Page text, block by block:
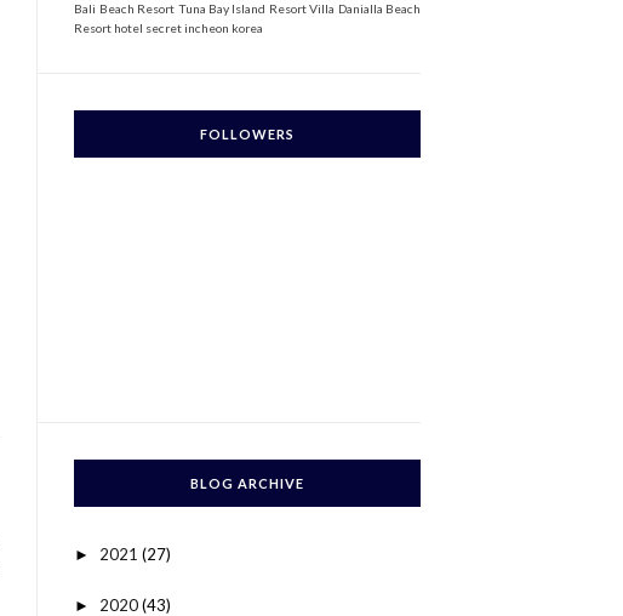
Bali Beach Resort Tuna Bay Island Resort Villa Danialla Beach
Resort hotel secret incheon korea
FOLLOWERS
BLOG ARCHIVE
► 2021(27)
► 2020(43)